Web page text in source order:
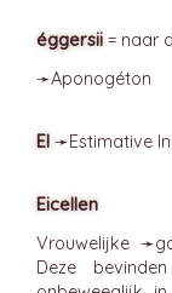
éggersii = naar
➛Aponogéton
EI ➛Estimative
Eicellen
Vrouwelijke ➛
Deze